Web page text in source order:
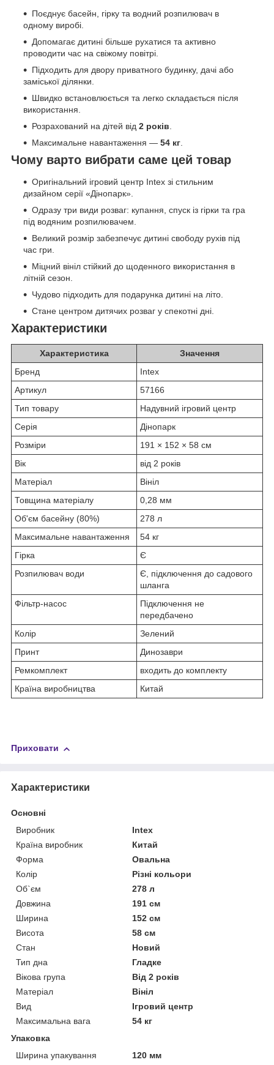
Поєднує басейн, гірку та водний розпилювач в
одному виробі.
Допомагає дитині більше рухатися та активно
проводити час на свіжому повітрі.
Підходить для двору приватного будинку, дачі або
заміської ділянки.
Швидко встановлюється та легко складається після
використання.
Розрахований на дітей від 2 років
Максимальне навантаження — 54 кг
Чому варто вибрати саме цей товар
Оригінальний ігровий центр Intex зі стильним
дизайном серії «Дінопарк».
Одразу три види розваг: купання, спуск із гірки та гра
під водяним розпилювачем.
Великий розмір забезпечує дитині свободу рухів під
час гри.
Міцний вініл стійкий до щоденного використання в
літній сезон.
Чудово підходить для подарунка дитині на літо.
Стане центром дитячих розваг у спекотні дні.
Характеристики
Характеристика
Значення
Бренд
Intex
Артикул
57166
Тип товару
Надувний ігровий центр
Серія
Дінопарк
Розміри
191 × 152 × 58 см
Вік
від 2 років
Матеріал
Вініл
Товщина матеріалу
0,28 мм
Об'єм басейну (80%)
278 л
Максимальне навантаження
54 кг
Гірка
Є
Розпилювач води
Є, підключення до садового
шланга
Фільтр-насос
Підключення не
передбачено
Колір
Зелений
Принт
Динозаври
Ремкомплект
входить до комплекту
Країна виробництва
Китай
Приховати
Характеристики
Основні
Виробник
Intex
Країна виробник
Китай
Форма
Овальна
Колір
Різні кольори
Об`єм
278 л
Довжина
191 см
Ширина
152 см
Висота
58 см
Стан
Новий
Тип дна
Гладке
Вікова група
Від 2 років
Матеріал
Вініл
Вид
Ігровий центр
Максимальна вага
54 кг
Упаковка
Ширина упакування
120 мм